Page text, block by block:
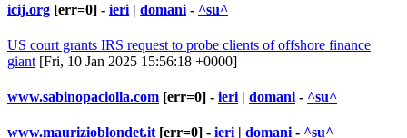
icij.org [err=0] - ieri | domani - ^su^
US court grants IRS request to probe clients of offshore finance
giant [Fri, 10 Jan 2025 15:56:18 +0000]
www.sabinopaciolla.com [err=0] - ieri | domani - ^su^
www.maurizioblondet.it [err=0] - ieri | domani - ^su^